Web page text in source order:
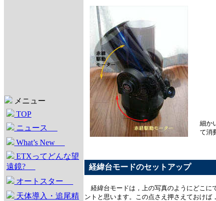
メニュー
TOP
ニュース
What’s New
ETXってどんな望
遠鏡?
オートスター
天体導入・追尾精
細か
て消
経緯台モードのセットアップ
経緯台モードは，上の写真のようにどこに
ントと思います。この点さえ押さえておけ